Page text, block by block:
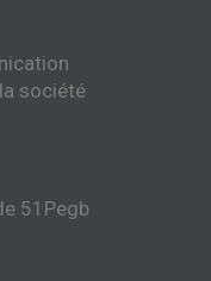
société
51Pegb